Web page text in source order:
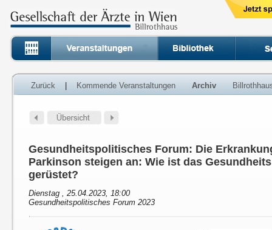
Zurück Kommende Veranstaltungen Archiv
Gesundheitspolitisches Forum: Die
Parkinson steigen an: Wie ist das
gerüstet?
Dienstag , 25.04.2023, 18:00
Gesundheitspolitisches Forum 2023